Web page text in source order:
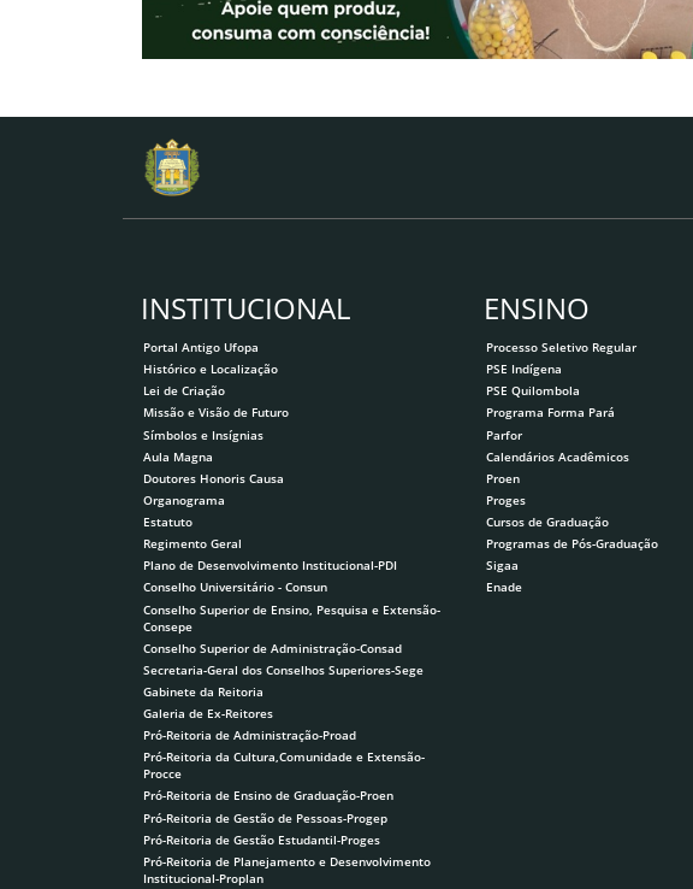
INSTITUCIONAL
Portal Antigo Ufopa
Histórico e Localização
Lei de Criação
Missão e Visão de Futuro
Símbolos e Insígnias
Aula Magna
Doutores Honoris Causa
Organograma
Estatuto
Regimento Geral
Plano de Desenvolvimento Institucional-PDI
Conselho Universitário - Consun
Conselho Superior de Ensino, Pesquisa e Extensão-
Consepe
Conselho Superior de Administração-Consad
Secretaria-Geral dos Conselhos Superiores-Sege
Gabinete da Reitoria
Galeria de Ex-Reitores
Pró-Reitoria de Administração-Proad
Pró-Reitoria da Cultura,Comunidade e Extensão-
Procce
Pró-Reitoria de Ensino de Graduação-Proen
Pró-Reitoria de Gestão de Pessoas-Progep
Pró-Reitoria de Gestão Estudantil-Proges
Pró-Reitoria de Planejamento e Desenvolvimento
Institucional-Proplan
ENSINO
Processo Seletivo Regular
PSE Indígena
PSE Quilombola
Programa Forma Pará
Parfor
Calendários Acadêmicos
Proen
Proges
Cursos de Graduação
Programas de Pós-Graduação
Sigaa
Enade